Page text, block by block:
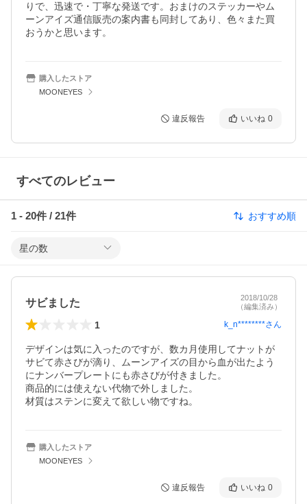
りで、迅速で・丁寧な発送です。おまけのステッカーやム
ーンアイズ通信販売の案内書も同封してあり、色々また買
おうかと思います。
購入したストア
MOONEYES
違反報告 いいね 0
すべてのレビュー
1 - 20件 / 21件 おすすめ順
星の数
サビました
2018/10/28
（編集済み）
1 k_n********さん
デザインは気に入ったのですが、数カ月使用してナットが
サビて赤さびが滴り、ムーンアイズの目から血が出たよう
にナンバープレートにも赤さびが付きました。
商品的には使えない代物で外しました。
材質はステンに変えて欲しい物ですね。
購入したストア
MOONEYES
違反報告 いいね 0